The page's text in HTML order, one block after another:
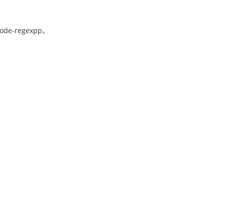
regexpp、